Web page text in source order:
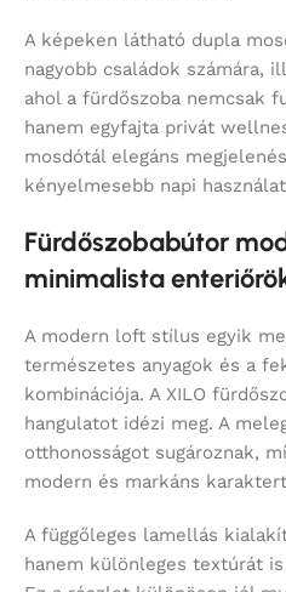
A képeken látható dupla
nagyobb családok számára,
ahol a fürdőszoba nemcsak
hanem egyfajta privát
mosdótál elegáns
kényelmesebb napi
Fürdőszobabútor
minimalista
A modern loft stílus egyik
természetes anyagok és a
kombinációja. A XILO
hangulatot idézi meg. A
otthonosságot sugároznak,
modern és markáns
A függőleges lamellás
hanem különleges textúrát